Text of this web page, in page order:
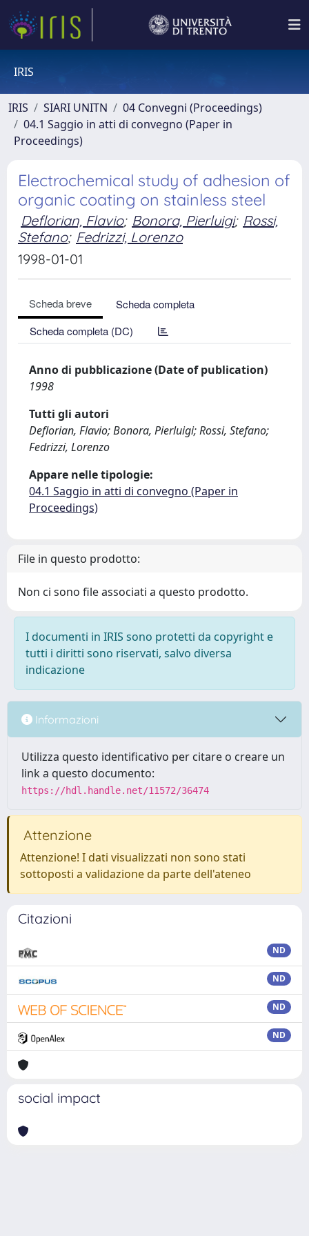
IRIS
IRIS SIARI UNITN
04 Convegni (Proceedings)
04.1 Saggio in atti di convegno (Paper in
Proceedings)
Electrochemical study of adhesion of
organic coating on stainless steel
Deflorian, Flavio; Bonora, Pierluigi; Rossi,
Stefano; Fedrizzi, Lorenzo
1998-01-01
Scheda breve
Scheda completa
Scheda completa (DC)
Anno di pubblicazione (Date of publication)
1998
Tutti gli autori
Deflorian, Flavio; Bonora, Pierluigi; Rossi, Stefano;
Fedrizzi, Lorenzo
Appare nelle tipologie:
04.1 Saggio in atti di convegno (Paper in
Proceedings)
File in questo prodotto:
Non ci sono file associati a questo prodotto.
I documenti in IRIS sono protetti da copyright e
tutti i diritti sono riservati, salvo diversa
indicazione
Informazioni
Utilizza questo identificativo per citare o creare un
link a questo documento:
https://hdl.handle.net/11572/36474
Attenzione
Attenzione! I dati visualizzati non sono stati
sottoposti a validazione da parte dell'ateneo
Citazioni
ND
ND
ND
ND
social impact